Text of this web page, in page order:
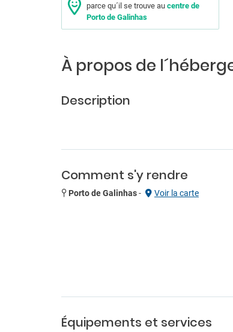
parce qu´il se trouve au centre de
Porto de Galinhas
À propos de
Description
Comment s'y rendre
Porto de Galinhas- Voir la carte
Équipements et services